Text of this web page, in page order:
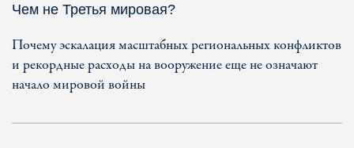
Чем не Третья мировая?
Почему эскалация масштабных региональных конфликтов
и рекордные расходы на вооружение еще не означают
начало мировой войны